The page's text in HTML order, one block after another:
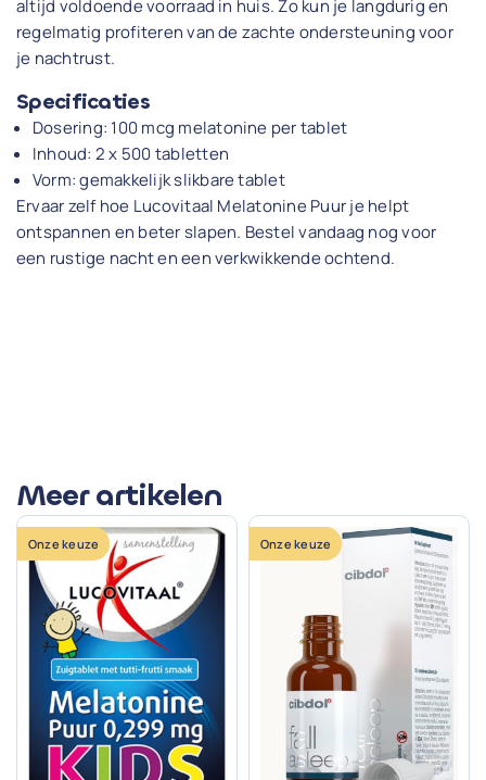
altijd voldoende voorraad in huis. Zo kun je langdurig en
regelmatig profiteren van de zachte ondersteuning voor
je nachtrust.
Specificaties
Dosering: 100 mcg melatonine per tablet
Inhoud: 2 x 500 tabletten
Vorm: gemakkelijk slikbare tablet
Ervaar zelf hoe Lucovitaal Melatonine Puur je helpt
ontspannen en beter slapen. Bestel vandaag nog voor
een rustige nacht en een verkwikkende ochtend.
Meer artikelen
Onze keuze Onze keuze